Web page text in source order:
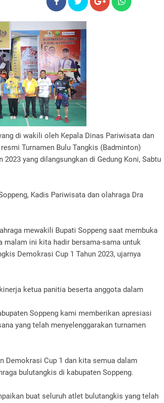
di wakili oleh Kepala Dinas Pariwisata dan
Turnamen Bulu Tangkis (Badminton)
yang dilangsungkan di Gedung Koni, Sabtu
Kadis Pariwisata dan olahraga Dra
mewakili Bupati Soppeng saat membuka
malam ini kita hadir bersama-sama untuk
Demokrasi Cup 1 Tahun 2023, ujarnya
ketua panitia beserta anggota dalam
Soppeng kami memberikan apresiasi
yang telah menyelenggarakan turnamen
Demokrasi Cup 1 dan kita semua dalam
bulutangkis di kabupaten Soppeng.
buat seluruh atlet bulutangkis yang telah